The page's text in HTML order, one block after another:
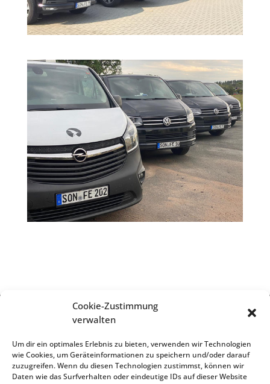
Cookie-Zustimmung
verwalten
Um dir ein optimales Erlebnis zu bieten, verwenden wir Technologien
wie Cookies, um Geräteinformationen zu speichern und/oder darauf
zuzugreifen. Wenn du diesen Technologien zustimmst, können wir
Daten wie das Surfverhalten oder eindeutige IDs auf dieser Website